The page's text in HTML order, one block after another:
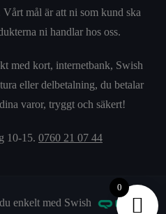
mål är att ni som kund ska
ni handlar hos oss.
med kort, internetbank, Swish
eller delbetalning, du betalar
varor, tryggt och säkert!
10-15. 0760 21 07 44
0